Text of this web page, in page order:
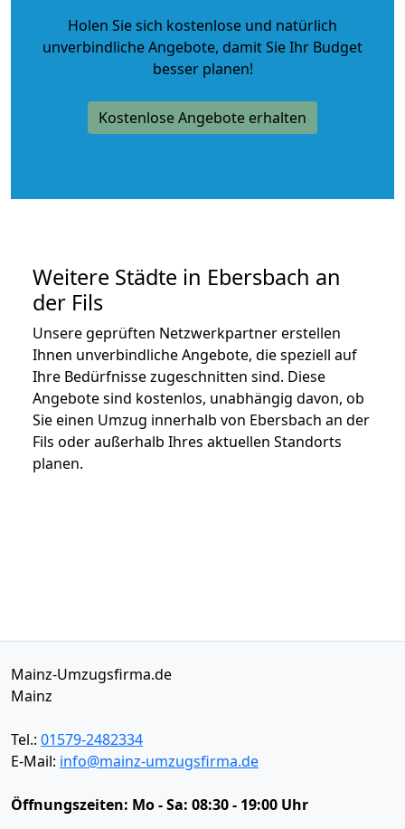
Holen Sie sich kostenlose und natürlich
unverbindliche Angebote, damit Sie Ihr Budget
besser planen!
Kostenlose Angebote erhalten
Weitere Städte in Ebersbach an
der Fils
Unsere geprüften Netzwerkpartner erstellen
Ihnen unverbindliche Angebote, die speziell auf
Ihre Bedürfnisse zugeschnitten sind. Diese
Angebote sind kostenlos, unabhängig davon, ob
Sie einen Umzug innerhalb von Ebersbach an der
Fils oder außerhalb Ihres aktuellen Standorts
planen.
Mainz-Umzugsfirma.de
Mainz
Tel.: 01579-2482334
E-Mail: info@mainz-umzugsfirma.de
Öffnungszeiten: Mo - Sa: 08:30 - 19:00 Uhr